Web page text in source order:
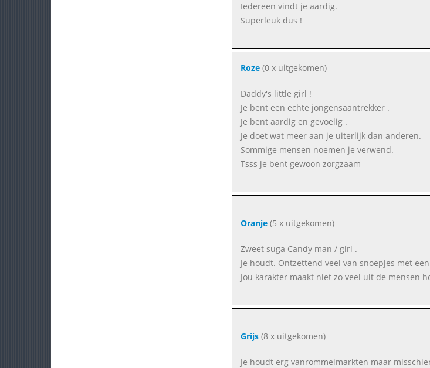
Iedereen vindt je aardig.
Superleuk dus !
Roze(0 x uitgekomen)
Daddy's little girl !
Je bent een echte jongensaantrekker .
Je bent aardig en gevoelig .
Je doet wat meer aan je uiterlijk dan anderen.
Sommige mensen noemen je verwend.
Tsss je bent gewoon zorgzaam
Oranje(5 x uitgekomen)
Zweet suga Candy man / girl .
Je houdt. Ontzettend veel van snoepjes met
Jou karakter maakt niet zo veel uit de mensen
Grijs(8 x uitgekomen)
Je houdt erg vanrommelmarkten maar